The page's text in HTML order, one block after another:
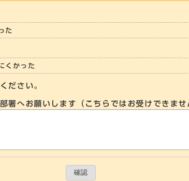
た
くかった
ださい。
署へお願いします（こちらではお受けできま
確認